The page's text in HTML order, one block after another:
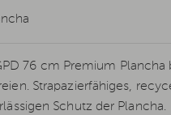
76 cm Premium Plancha
Strapazierfähiges,
Schutz der Plancha.